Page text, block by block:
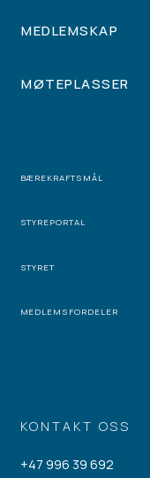
KONTAKT OSS
+47 996 39 692
MEDLEMSKAP
MØTEPLASSER
BÆREKRAFTSMÅL
STYREPORTAL
STYRET
MEDLEMSFORDELER